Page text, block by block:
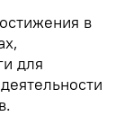
в
для